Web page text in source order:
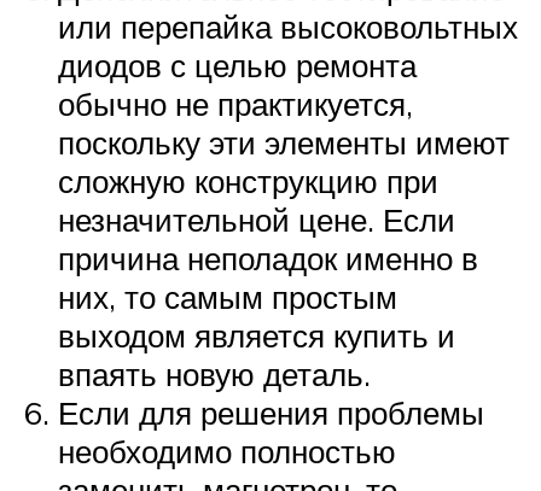
или перепайка высоковольтных
диодов с целью ремонта
обычно не практикуется,
поскольку эти элементы имеют
сложную конструкцию при
незначительной цене. Если
причина неполадок именно в
них, то самым простым
выходом является купить и
впаять новую деталь.
Если для решения проблемы
необходимо полностью